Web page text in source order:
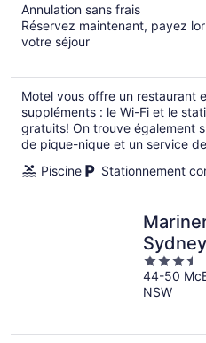
Annulation sans frais
Réservez maintenant, payez
votre séjour
Motel vous offre un restaurant
suppléments : le Wi-Fi et le
gratuits! On trouve également
de pique-nique et un service
Piscine
Stationnement
Sydney
3.5
out
of
44-50
NSW